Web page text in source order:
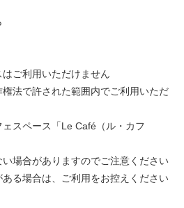
はご利用いただけません
権法で許された範囲内でご利用いただ
ェスペース「Le Café（ル・カフ
場合がありますのでご注意ください
ある場合は、ご利用をお控えください